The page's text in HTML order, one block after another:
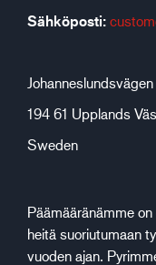
Sähköposti:
Johanneslundsvägen
194 61 Upplands
Sweden
Päämääränämme
heitä suoriutumaan
vuoden ajan.